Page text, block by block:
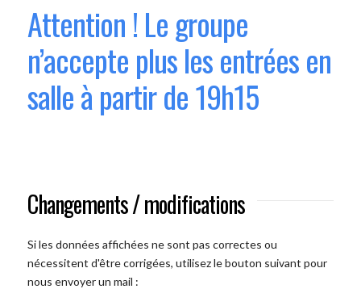
Attention ! Le groupe
n’accepte plus les entrées en
salle à partir de 19h15
Changements / modifications
Si les données affichées ne sont pas correctes ou
nécessitent d'être corrigées, utilisez le bouton suivant pour
nous envoyer un mail :